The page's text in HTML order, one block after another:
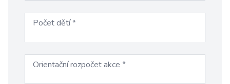
Počet dětí*
Orientační rozpočet akce *